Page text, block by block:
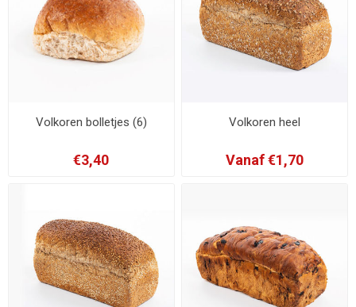
Volkoren bolletjes (6)
€3,40
Volkoren heel
Vanaf €1,70